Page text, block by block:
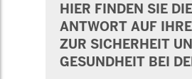
HIER FINDEN SIE DIE
ANTWORT AUF
ZUR SICHERHEIT
GESUNDHEIT BEI